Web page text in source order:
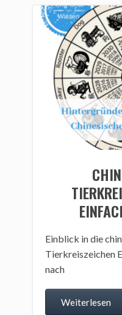
Einblick in die
Tierkreiszeichen
nach
Weiterlesen